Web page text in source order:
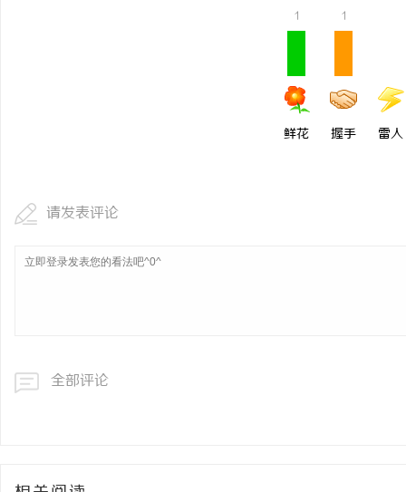
1
鲜花
1
握手 雷人
请发表评论
全部评论